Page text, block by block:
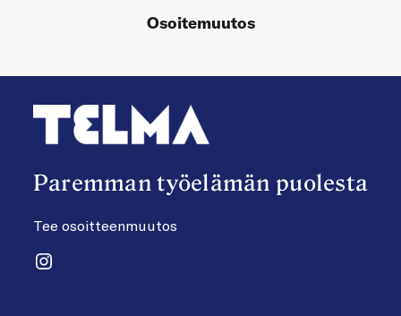
Osoitemuutos
Paremman työelämän puolesta
Tee osoitteenmuutos
Instagram